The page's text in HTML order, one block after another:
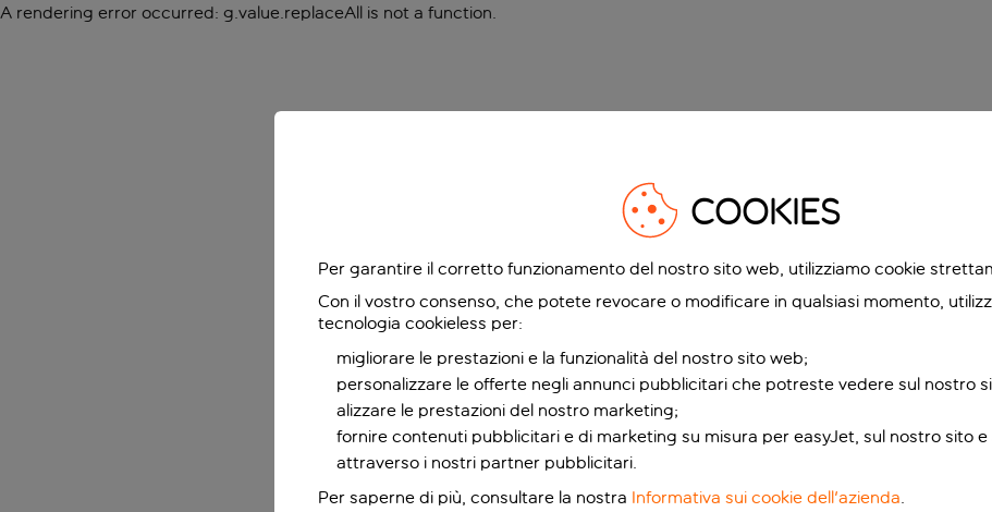
A rendering error occurred: g.value.replaceAll is not a function.
COOKIES
Per garantire il corretto funzionamento del nostro sito web, utilizziamo cookie
Con il vostro consenso, che potete revocare o modificare in qualsiasi momento,
tecnologia cookieless per:
migliorare le prestazioni e la funzionalità del nostro sito web;
personalizzare le offerte negli annunci pubblicitari che potreste vedere sul nostro
alizzare le prestazioni del nostro marketing;
fornire contenuti pubblicitari e di marketing su misura per easyJet, sul nostro sito e
attraverso i nostri partner pubblicitari.
Per saperne di più, consultare la nostra Informativa sui cookie dell'azienda.